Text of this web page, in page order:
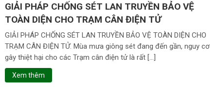
GIẢI PHÁP CHỐNG SÉT LAN TRUYỀN BẢO VỆ
TOÀN DIỆN CHO TRẠM CÂN ĐIỆN TỬ
GIẢI PHÁP CHỐNG SÉT LAN TRUYỀN BẢO VỆ TOÀN DIỆN CHO
TRẠM CÂN ĐIỆN TỬ. Mùa mưa giông sét đang đến gần, nguy cơ
gây thiệt hại cho các Trạm cân điện tử là rất […]
Xem thêm